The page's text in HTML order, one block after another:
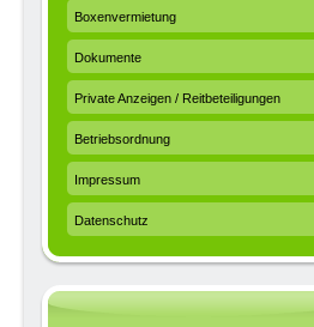
Boxenvermietung
Dokumente
Private Anzeigen / Reitbeteiligungen
Betriebsordnung
Impressum
Datenschutz